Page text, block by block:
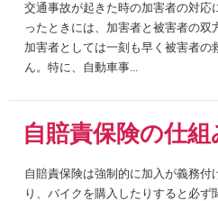
交通事故が起きた時の加害者の対応
ったときには、加害者と被害者の双
加害者としては一刻も早く被害者の
ん。特に、自動車事...
自賠責保険の仕組
自賠責保険は強制的に加入が義務付
り、バイクを購入したりすると必